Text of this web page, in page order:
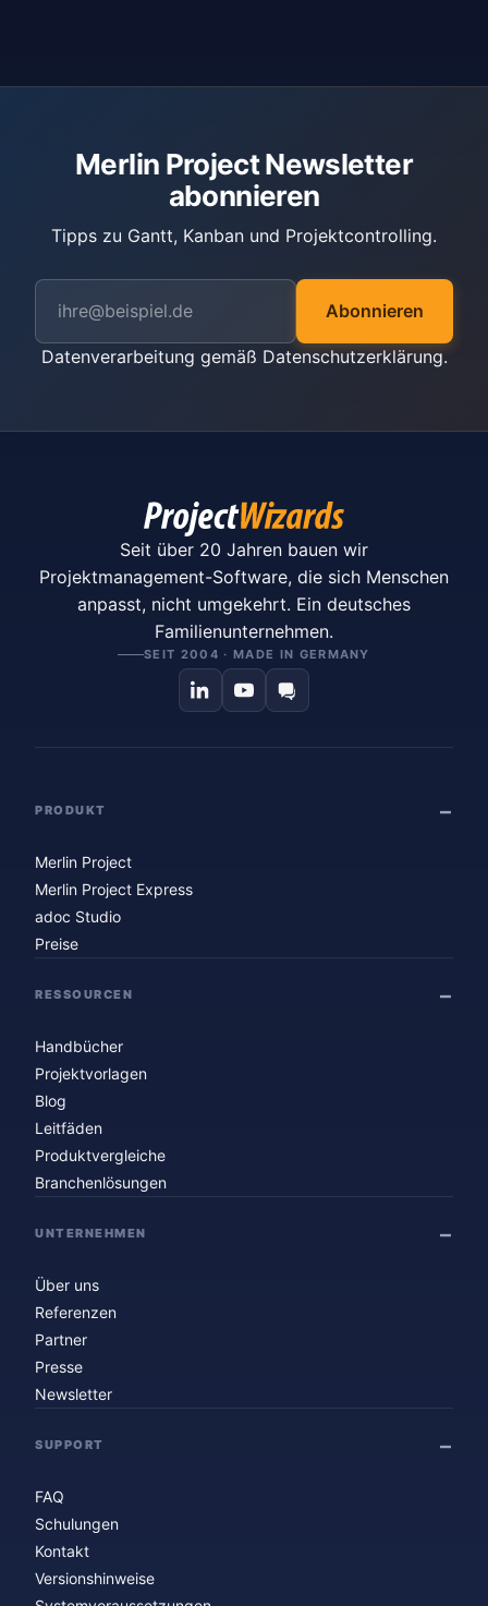
Merlin Project Newsletter
abonnieren
Tipps zu Gantt, Kanban und Projektcontrolling.
Abonnieren
Datenverarbeitung gemäß Datenschutzerklärung.
Seit über 20 Jahren bauen wir
Projektmanagement-Software, die sich Menschen
anpasst, nicht umgekehrt. Ein deutsches
Familienunternehmen.
SEIT 2004 · MADE IN GERMANY
PRODUKT
Merlin Project
Merlin Project Express
adoc Studio
Preise
RESSOURCEN
Handbücher
Projektvorlagen
Blog
Leitfäden
Produktvergleiche
Branchenlösungen
UNTERNEHMEN
Über uns
Referenzen
Partner
Presse
Newsletter
SUPPORT
FAQ
Schulungen
Kontakt
Versionshinweise